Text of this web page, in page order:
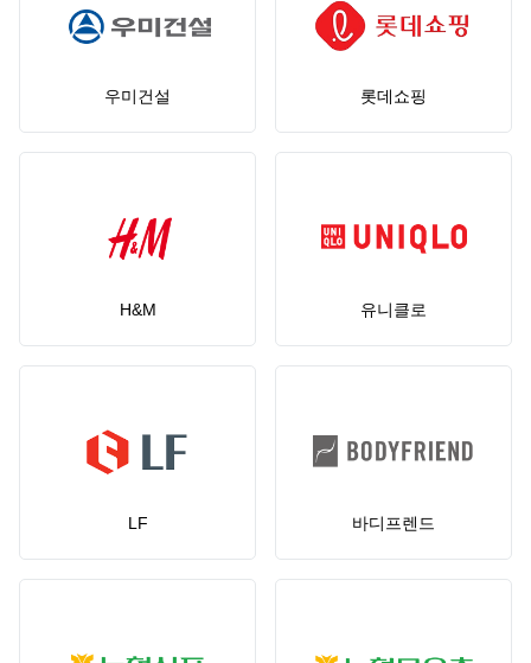
우미건설 롯데쇼핑
H&M 유니클로
LF 바디프렌드